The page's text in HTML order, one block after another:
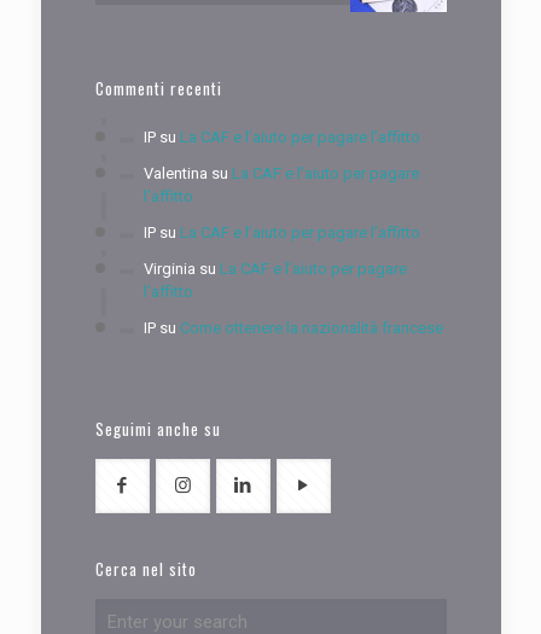
Commenti recenti
IPsu La CAF e l’aiuto per pagare l’affitto
Valentina su La CAF e l’aiuto per pagare
l’affitto
IPsu La CAF e l’aiuto per pagare l’affitto
Virginia su La CAF e l’aiuto per pagare
l’affitto
IPsu Come ottenere la nazionalità francese
Seguimi anche su
Cerca nel sito